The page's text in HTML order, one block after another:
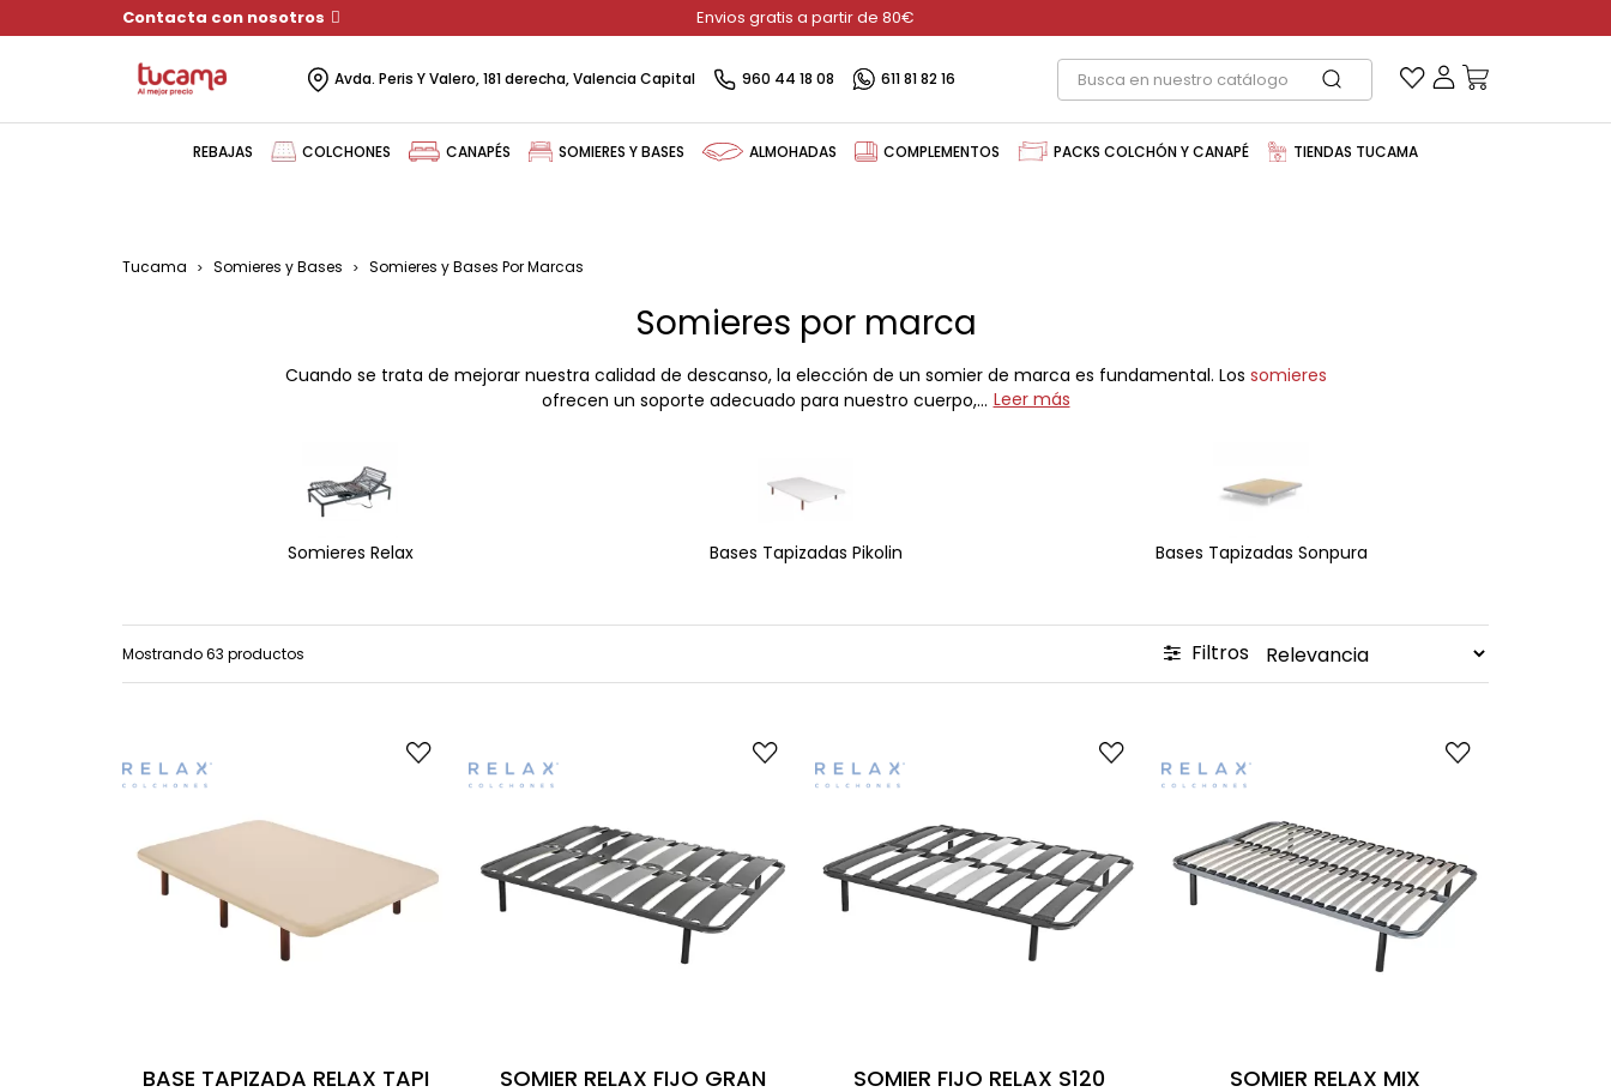
Contacta con nosotros Envios gratis a partir de 80€
Avda. Peris Y Valero, 181 derecha, Valencia Capital 960 44 18 08 611 81 82 16
REBAJAS COLCHONES CANAPÉS SOMIERES Y BASES ALMOHADAS COMPLEMENTOS PACKS COLCHÓN Y CANAPÉ TIENDAS TUCAMA
Tucama Somieres y Bases Somieres y Bases Por Marcas
Somieres por marca
Cuando se trata de mejorar nuestra calidad de descanso, la elección de un somier de marca es fundamental. Los somieres
ofrecen un soporte adecuado para nuestro cuerpo,... Leer más
Somieres Relax Bases Tapizadas Pikolin Bases Tapizadas Sonpura
Mostrando 63 productos Filtros
BASE TAPIZADA RELAX TAPI
SOMIER RELAX FIJO GRAN
SOMIER FIJO RELAX S120 SOMIER RELAX MIX